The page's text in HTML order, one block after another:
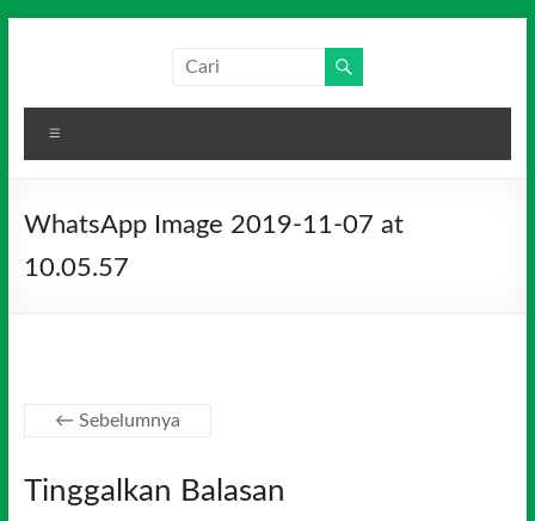
Media
Indonesia
WhatsApp Image 2019-11-07 at
10.05.57
← Sebelumnya
Tinggalkan Balasan